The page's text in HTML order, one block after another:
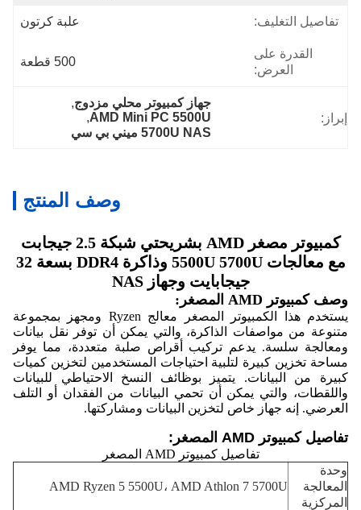
تفاصيل التغليف: علبة كرتون
القدرة على
العرض:
500 قطعة
إبراز:
جهاز كمبيوتر محلي مزدوج,
AMD Mini PC 5500U
,
5700U NAS ميني بي سي
وصف المنتج
كمبيوتر مصغر AMD بشريحتي شبكة 2.5 جيجابت
مع معالجات 5500U 5700U وذاكرة DDR4 بسعة 32
جيجابايت وجهاز NAS
وصف كمبيوتر AMD المصغر:
يستخدم هذا الكمبيوتر المصغر معالج Ryzen ومجهز بمجموعة
متنوعة من مواصفات الذاكرة، والتي يمكن أن توفر نقل بيانات
ومعالجة سلسة. يدعم تركيب أقراص صلبة متعددة، مما يوفر
مساحة تخزين كبيرة لتلبية احتياجات المستخدمين لتخزين كميات
كبيرة من البيانات. يتميز بوظائف النسخ الاحتياطي للبيانات
واللقطات، والتي يمكن أن تحمي البيانات من الفقدان أو التلف
العرضي. إنه جهاز خاص لتخزين البيانات ومشاركتها.
تفاصيل كمبيوتر AMD المصغر:
تفاصيل كمبيوتر AMD المصغر
وحدة
المعالجة
المركزية
AMD Ryzen 5 5500U، AMD Athlon 7 5700U